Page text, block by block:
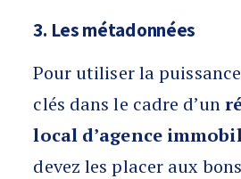
3. Les métadonnées
Pour utiliser la
clés dans le cadre d’un
local d’agence
devez les placer aux